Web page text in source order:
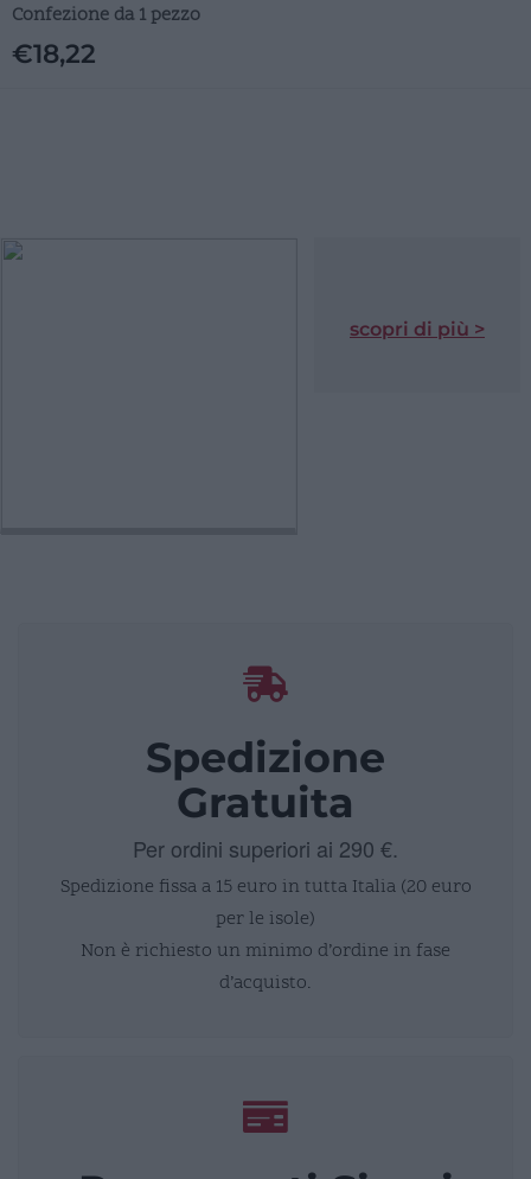
Confezione da 1 pezzo
€18,22
scopri di più >
Spedizione
Gratuita
Per ordini superiori ai 290 €.
Spedizione fissa a 15 euro in tutta Italia (20 euro
per le isole)
Non è richiesto un minimo d’ordine in fase
d’acquisto.